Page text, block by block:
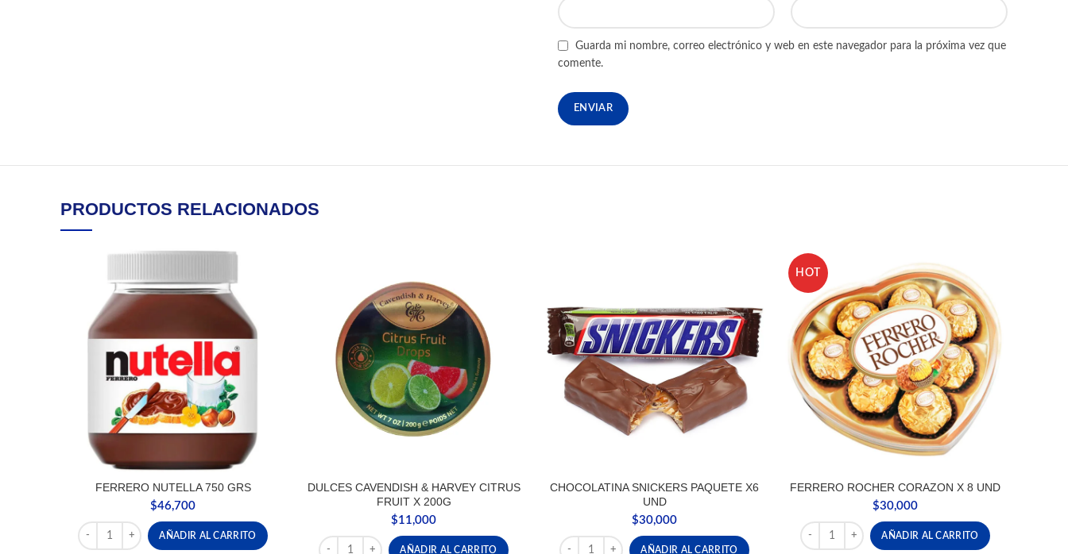
Guarda mi nombre, correo electrónico y web en este navegador para la próxima vez que
comente.
PRODUCTOS RELACIONADOS
FERRERO NUTELLA 750 GRS
$46,700
FERRERO NUTELLA 750 GRS cantidad
AÑADIR AL CARRITO
DULCES CAVENDISH & HARVEY CITRUS
FRUIT X 200G
$11,000
DULCES CAVENDISH & HARVEY CITRUS FRUIT X 200G cantidad
AÑADIR AL CARRITO
CHOCOLATINA SNICKERS PAQUETE X6
UND
$30,000
CHOCOLATINA SNICKERS PAQUETE X6 UND cantidad
AÑADIR AL CARRITO
HOT
FERRERO ROCHER CORAZON X 8 UND
$30,000
FERRERO ROCHER CORAZON X 8 UND cantidad
AÑADIR AL CARRITO